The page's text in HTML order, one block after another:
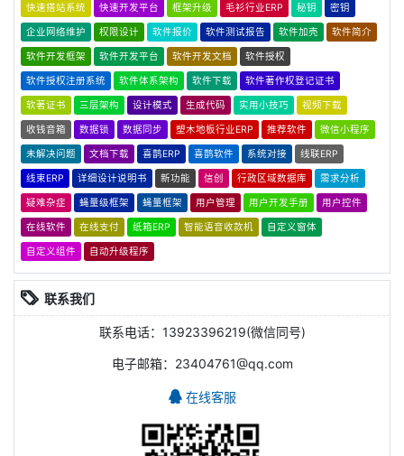
快速搭站系统 快速开发平台 框架升级 毛衫行业ERP 秘钥 密钥
企业网络维护 权限设计 软件报价 软件测试报告 软件加壳 软件简介
软件开发框架 软件开发平台 软件开发文档 软件授权
软件授权注册系统 软件体系架构 软件下载 软件著作权登记证书
软著证书 三层架构 设计模式 生成代码 实用小技巧 视频下载
收钱音箱 数据锁 数据同步 塑木地板行业ERP 推荐软件 微信小程序
未解决问题 文档下载 喜鹊ERP 喜鹊软件 系统对接 线联ERP
线束ERP 详细设计说明书 新功能 信创 行政区域数据库 需求分析
疑难杂症 蝇量级框架 蝇量框架 用户管理 用户开发手册 用户控件
在线软件 在线支付 纸箱ERP 智能语音收款机 自定义窗体
自定义组件 自动升级程序
联系我们
联系电话：13923396219(微信同号)
电子邮箱：23404761@qq.com
在线客服